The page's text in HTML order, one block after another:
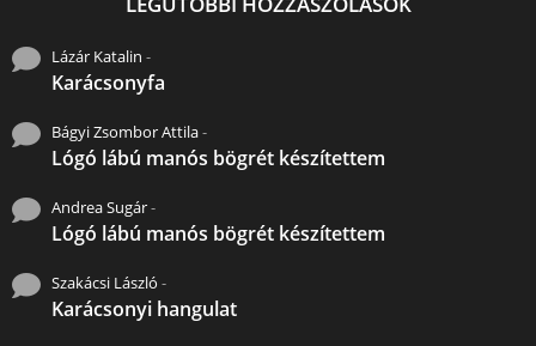
Lázár Katalin -
Karácsonyfa
Bágyi Zsombor Attila-
Lógó lábú manós bögrét készítettem
Andrea Sugár-
Lógó lábú manós bögrét készítettem
Szakácsi László -
Karácsonyi hangulat